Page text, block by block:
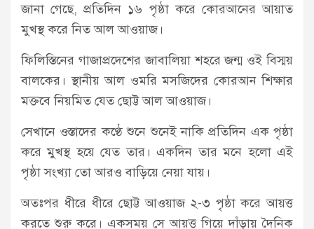
জানা গেছে, প্রতিদিন ১৬ পৃষ্ঠা করে কোরআনের আয়াত
মুখস্থ করে নিত আল আওয়াজ।
ফিলিস্তিনের গাজাপ্রদেশের জাবালিয়া শহরে জন্ম ওই বিস্ময়
বালকের। স্থানীয় আল ওমরি মসজিদের কোরআন শিক্ষার
মক্তবে নিয়মিত যেত ছোট্ট আল আওয়াজ।
সেখানে ওস্তাদের কণ্ঠে শুনে শুনেই নাকি প্রতিদিন এক পৃষ্ঠা
করে মুখস্থ হয়ে যেত তার। একদিন তার মনে হলো এই
পৃষ্ঠা সংখ্যা তো আরও বাড়িয়ে নেয়া যায়।
অতঃপর ধীরে ধীরে ছোট্ট আওয়াজ ২-৩ পৃষ্ঠা করে আয়ত্ত
করতে শুরু করে। একসময় সে আয়ত্ত গিয়ে দাঁড়ায় দৈনিক